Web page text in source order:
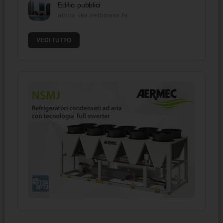
Edifici pubblici
VEDI TUTTO